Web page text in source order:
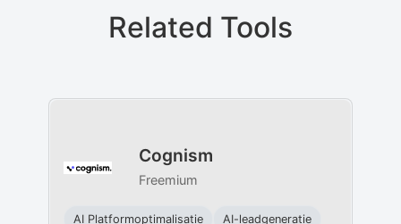
Related Tools
Cognism
Freemium
AI Platformoptimalisatie AI-leadgeneratie